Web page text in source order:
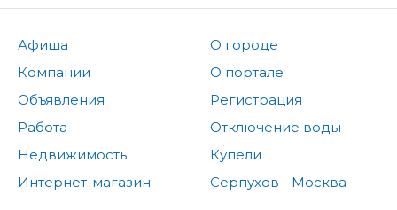
Афиша
Компании
Объявления
Работа
Недвижимость
Интернет-магазин
О городе
О портале
Регистрация
Отключение воды
Купели
Серпухов - Москва